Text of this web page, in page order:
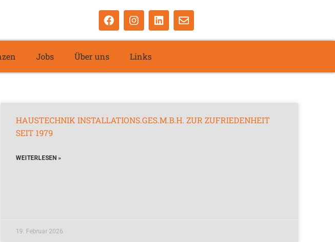
Jobs Über uns Links
HAUSTECHNIK INSTALLATIONS.GES.M.B.H. ZUR ZUFRIEDENHEIT
SEIT 1979
WEITERLESEN »
19. Februar 2026